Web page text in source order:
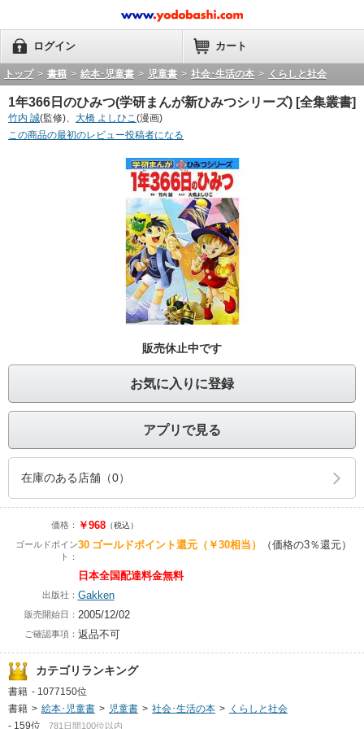
ログイン カート
トップ > 書籍 > 絵本･児童書 > 児童書 > 社会･生活の本 > くらしと社会
1年366日のひみつ(学研まんが新ひみつシリーズ) [全集叢書]
竹内 誠(監修)、 大橋 よしひこ(漫画)
この商品の最初のレビュー投稿者になる
販売休止中です
お気に入りに登録
アプリで見る
在庫のある店舗（0）
価格： ￥968（税込）
ゴールドポイン
ト：
30 ゴールドポイント還元（￥30相当） （価格の3％還元）
日本全国配達料金無料
出版社： Gakken
販売開始日： 2005/12/02
ご確認事項： 返品不可
カテゴリランキング
書籍 - 1077150位
書籍 > 絵本･児童書 > 児童書 > 社会･生活の本 > くらしと社会
- 159位 781日間100位以内